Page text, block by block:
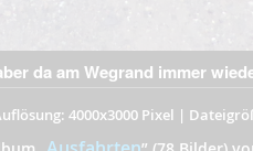
da am Wegrand immer
4000x3000 Pixel |